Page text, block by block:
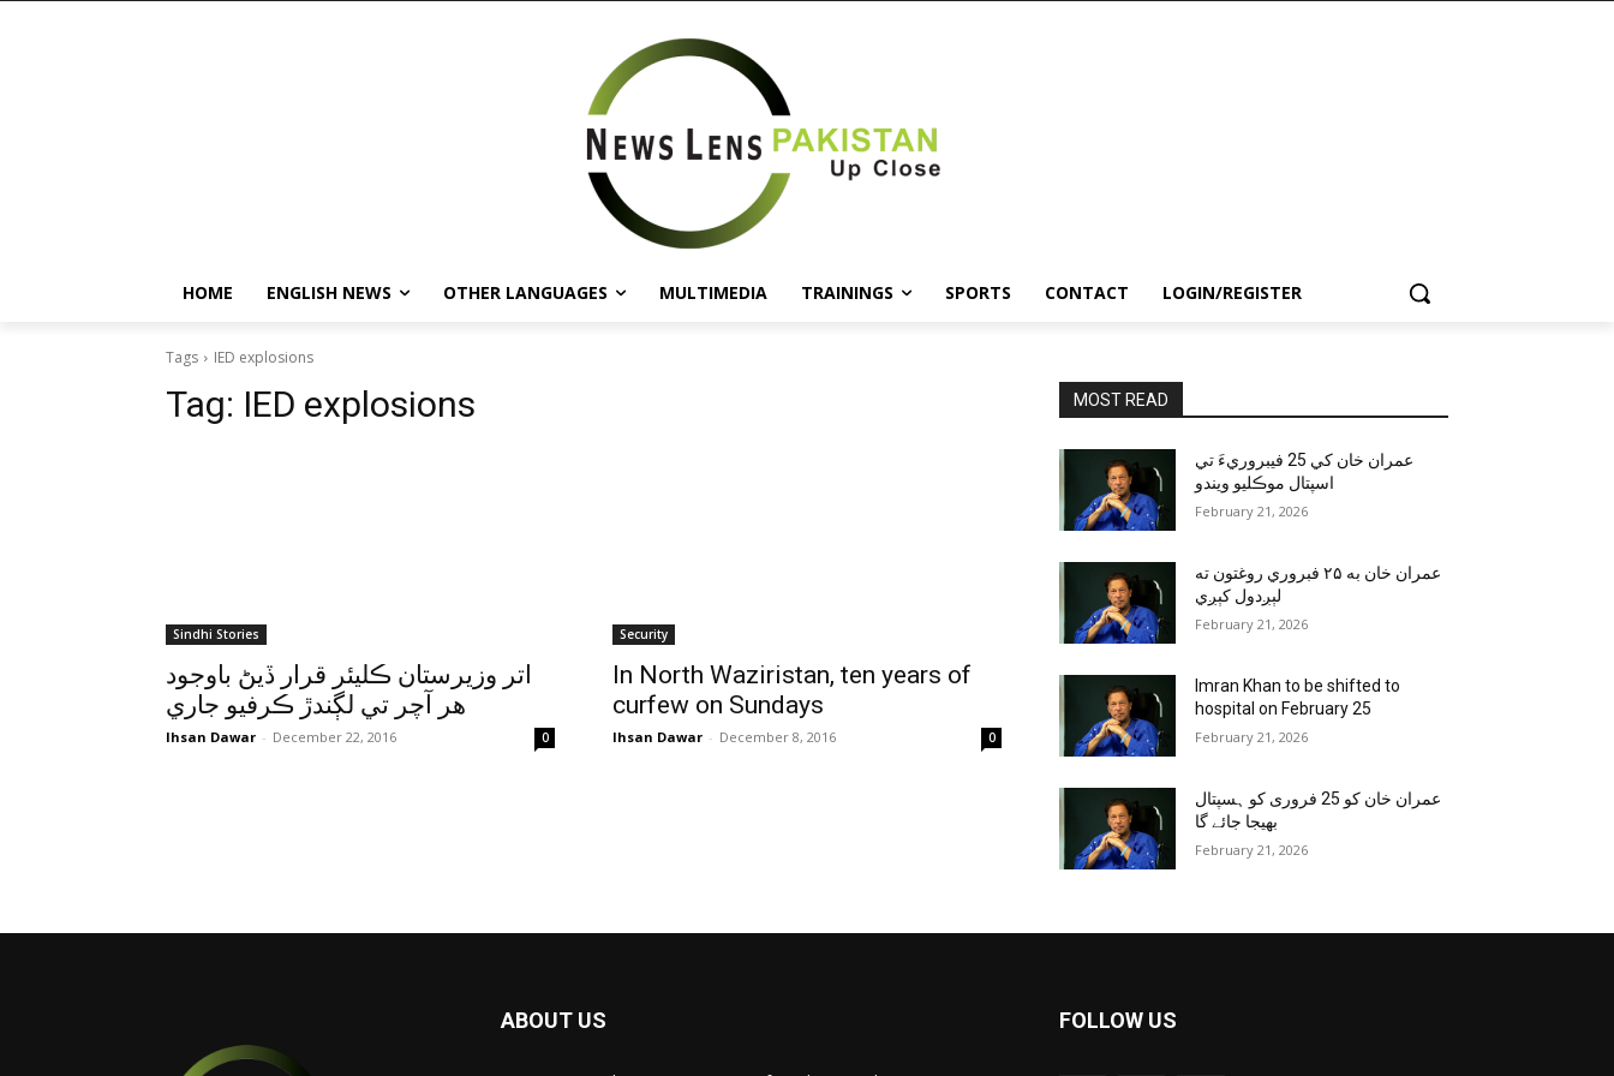
HOME ENGLISH NEWS OTHER LANGUAGES MULTIMEDIA TRAININGS SPORTS CONTACT LOGIN/REGISTER
Tags IED explosions
Tag: IED explosions
Sindhi Stories
اتر وزيرستان ڪليئر قرار ڏيڻ باوجود
هر آچر تي لڳندڙ ڪرفيو جاري
Ihsan Dawar - December 22, 2016 0
Security
In North Waziristan, ten years of
curfew on Sundays
Ihsan Dawar - December 8, 2016 0
MOST READ
عمران خان کي 25 فيبروريءَ تي
اسپتال موڪليو ويندو
February 21, 2026
عمران خان به ۲۵ فبروري روغتون ته
لېږدول کېږي
February 21, 2026
Imran Khan to be shifted to
hospital on February 25
February 21, 2026
عمران خان کو 25 فروری کو ہسپتال
بھیجا جائے گا
February 21, 2026
ABOUT US FOLLOW US